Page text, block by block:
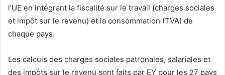
l’UE en intégrant la fiscalité sur le travail (charges sociales
et impôt sur le revenu) et la consommation (TVA) de
chaque pays.
Les calculs des charges sociales patronales, salariales et
des impôts sur le revenu sont faits par EY pour les 27 pays